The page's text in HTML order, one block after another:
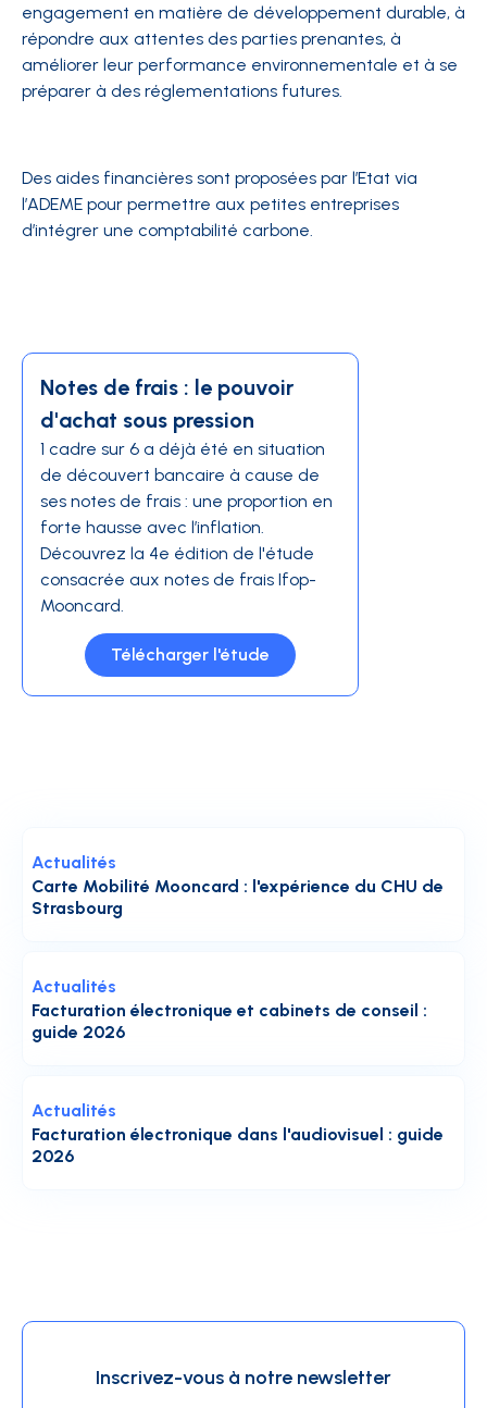
engagement en matière de développement durable, à
répondre aux attentes des parties prenantes, à
améliorer leur performance environnementale et à se
préparer à des réglementations futures.
Des aides financières sont proposées par l’Etat via
l’ADEME pour permettre aux petites entreprises
d’intégrer une comptabilité carbone.
Notes de frais : le pouvoir
d'achat sous pression
1 cadre sur 6 a déjà été en situation
de découvert bancaire à cause de
ses notes de frais : une proportion en
forte hausse avec l’inflation.
Découvrez la 4e édition de l'étude
consacrée aux notes de frais Ifop-
Mooncard.
Télécharger l'étude
Carte Mobilité Mooncard : l'expérience du CHU de
Strasbourg
Actualités
Facturation électronique et cabinets de conseil :
guide 2026
Actualités
Facturation électronique dans l'audiovisuel : guide
2026
Actualités
Inscrivez-vous à notre newsletter